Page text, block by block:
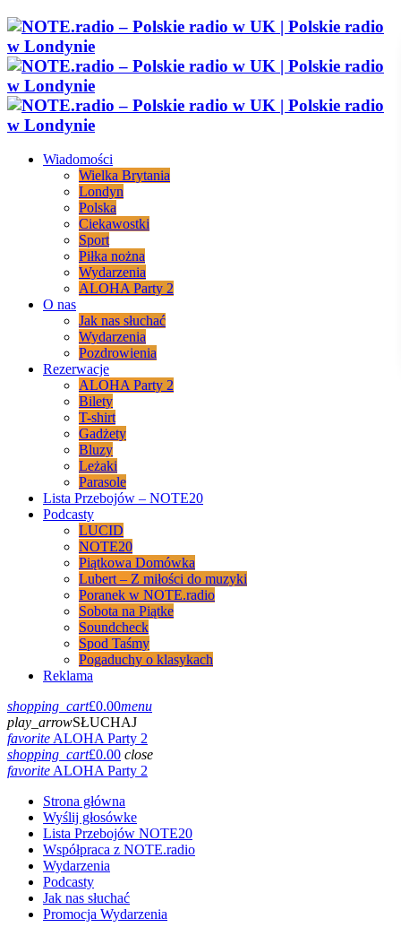
Wiadomości
Wielka Brytania
Londyn
Polska
Ciekawostki
Sport
Piłka nożna
Wydarzenia
ALOHA Party 2
O nas
Jak nas słuchać
Wydarzenia
Pozdrowienia
Rezerwacje
ALOHA Party 2
Bilety
T-shirt
Gadżety
Bluzy
Leżaki
Parasole
Lista Przebojów – NOTE20
Podcasty
LUCID
NOTE20
Piątkowa Domówka
Lubert – Z miłości do muzyki
Poranek w NOTE.radio
Sobota na Piątke
Soundcheck
Spod Taśmy
Pogaduchy o klasykach
Reklama
shopping_cart£0.00menu
play_arrowSŁUCHAJ
favoriteALOHA Party 2
shopping_cart£0.00 close
favoriteALOHA Party 2
Strona główna
Wyślij głosówke
Lista Przebojów NOTE20
Współpraca z NOTE.radio
Wydarzenia
Podcasty
Jak nas słuchać
Promocja Wydarzenia